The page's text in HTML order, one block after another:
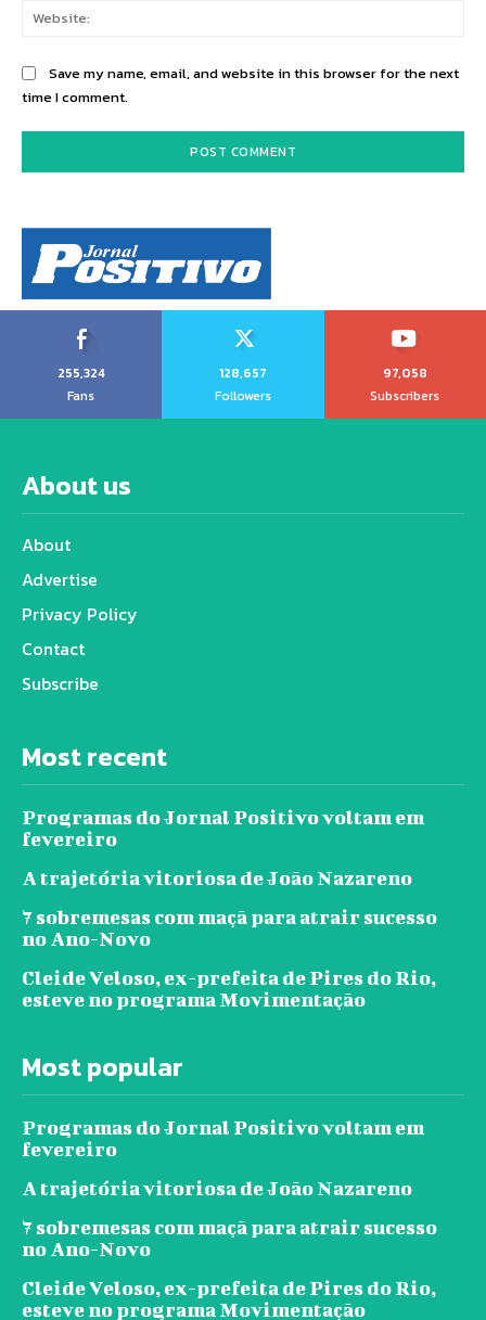
Save my name, email, and website in this browser for the next
time I comment.
255,324
Fans
128,657
Followers
97,058
Subscribers
About us
About
Advertise
Privacy Policy
Contact
Subscribe
Most recent
Programas do Jornal Positivo voltam em
fevereiro
A trajetória vitoriosa de João Nazareno
7 sobremesas com maçã para atrair sucesso
no Ano-Novo
Cleide Veloso, ex-prefeita de Pires do Rio,
esteve no programa Movimentação
Most popular
Programas do Jornal Positivo voltam em
fevereiro
A trajetória vitoriosa de João Nazareno
7 sobremesas com maçã para atrair sucesso
no Ano-Novo
Cleide Veloso, ex-prefeita de Pires do Rio,
esteve no programa Movimentação